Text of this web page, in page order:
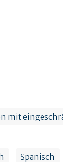
mit
Spanisch